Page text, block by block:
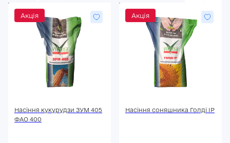
Акція
Насіння кукурудзи ЗУМ 405
ФАО 400
Акція
Насіння соняшника Голді ІР